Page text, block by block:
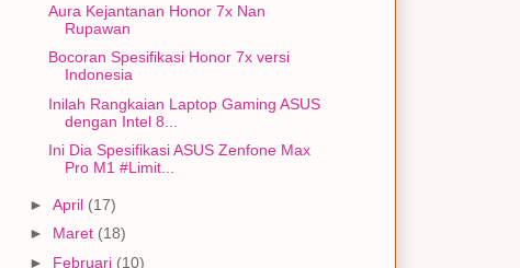
Aura Kejantanan Honor 7x Nan
Rupawan
Bocoran Spesifikasi Honor 7x versi
Indonesia
Inilah Rangkaian Laptop Gaming ASUS
dengan Intel 8...
Ini Dia Spesifikasi ASUS Zenfone Max
Pro M1 #Limit...
► April (17)
► Maret (18)
► Februari (10)